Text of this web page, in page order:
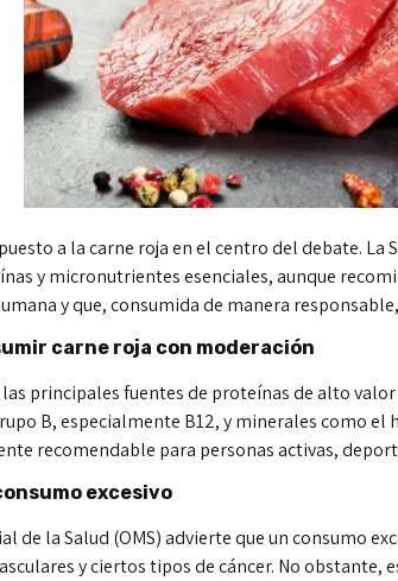
a la carne roja en el centro del debate.
y micronutrientes esenciales, aunque
y que, consumida de manera
carne roja con moderación
las principales fuentes de proteínas de alto
B, especialmente B12, y minerales como
recomendable para personas activas,
excesivo
de la Salud (OMS) advierte que un consumo
y ciertos tipos de cáncer. No